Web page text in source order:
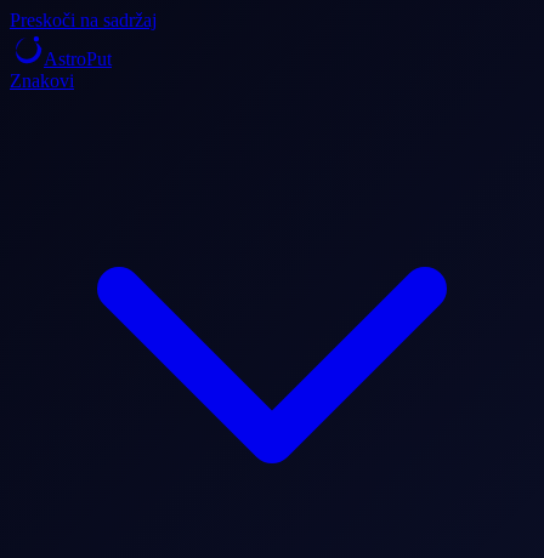
Preskoči na sadržaj
AstroPut
Znakovi